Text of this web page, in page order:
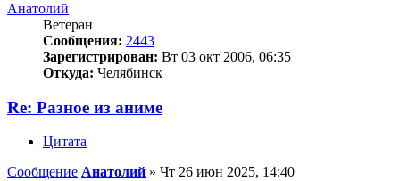
Анатолий
Ветеран
Сообщения: 2443
Зарегистрирован: Вт 03 окт 2006, 06:35
Откуда: Челябинск
Re: Разное из аниме
Цитата
Сообщение Анатолий » Чт 26 июн 2025, 14:40